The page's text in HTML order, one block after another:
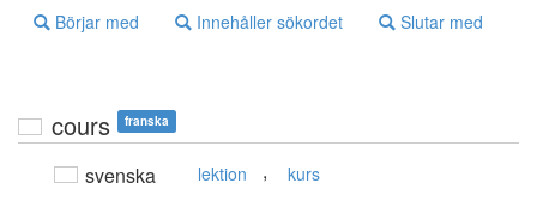
Börjar med Innehåller sökordet Slutar med
cours franska
svenska lektion , kurs